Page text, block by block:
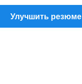
Улучшить резюме